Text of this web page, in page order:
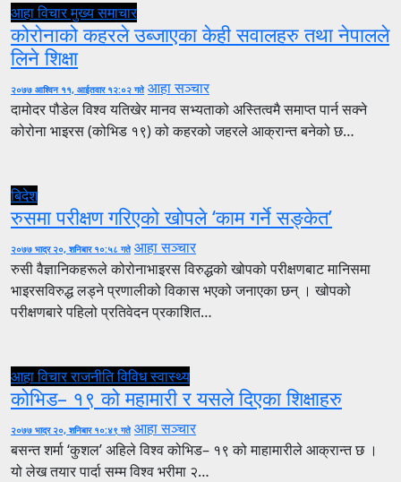
आहा विचारमुख्य समाचार
कोरोनाको कहरले उब्जाएका केही सवालहरु तथा नेपालले
लिने शिक्षा
२०७७ आश्विन ११, आईतवार १२:०२ गते आहा सञ्चार
दामोदर पौडेल विश्व यतिखेर मानव सभ्यताको अस्तित्वमै समाप्त पार्न सक्ने
कोरोना भाइरस (कोभिड १९) को कहरको जहरले आक्रान्त बनेको छ…
बिदेश
रुसमा परीक्षण गरिएको खोपले ‘काम गर्ने सङ्केत’
२०७७ भाद्र २०, शनिबार १०:५८ गते आहा सञ्चार
रुसी वैज्ञानिकहरूले कोरोनाभाइरस विरुद्धको खोपको परीक्षणबाट मानिसमा
भाइरसविरुद्ध लड्ने प्रणालीको विकास भएको जनाएका छन् । खोपको
परीक्षणबारे पहिलो प्रतिवेदन प्रकाशित…
आहा विचारराजनीतिविविधस्वास्थ्य
कोभिड– १९ को महामारी र यसले दिएका शिक्षाहरु
२०७७ भाद्र २०, शनिबार १०:४९ गते आहा सञ्चार
बसन्त शर्मा ‘कुशल’ अहिले विश्व कोभिड– १९ को माहामारीले आक्रान्त छ ।
यो लेख तयार पार्दा सम्म विश्व भरीमा २…